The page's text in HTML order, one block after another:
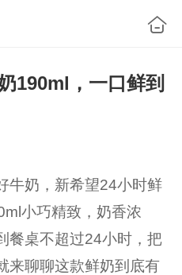
190ml，一口鲜到
奶，新希望24小时鲜
小巧精致，奶香浓
餐桌不超过24小时，把
来聊聊这款鲜奶到底有